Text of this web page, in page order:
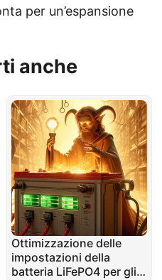
per un’espansione
anche
Ottimizzazione delle
impostazioni della
batteria LiFePO4 per gli